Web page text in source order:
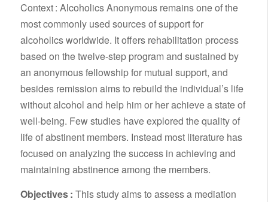
Context : Alcoholics Anonymous remains one of the
most commonly used sources of support for
alcoholics worldwide. It offers rehabilitation process
based on the twelve-step program and sustained by
an anonymous fellowship for mutual support, and
besides remission aims to rebuild the individual’s life
without alcohol and help him or her achieve a state of
well-being. Few studies have explored the quality of
life of abstinent members. Instead most literature has
focused on analyzing the success in achieving and
maintaining abstinence among the members.
Objectives : This study aims to assess a mediation